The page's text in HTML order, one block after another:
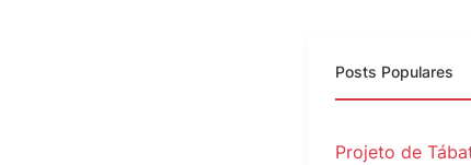
Posts Populares
Projeto de